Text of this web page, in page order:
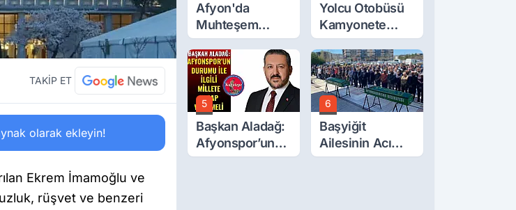
TAKİP ET
olarak ekleyin!
Ekrem İmamoğlu ve
rüşvet ve benzeri
Afyon'da
Muhteşem
Düğün
Yolcu Otobüsü
Kamyonete
Çarptı: 1 Ölü, 15
Yaralı
5
Başkan Aladağ:
Afyonspor’un
Durumu İle İlgili
6
Başyiğit
Ailesinin Acı
Günü: Ali